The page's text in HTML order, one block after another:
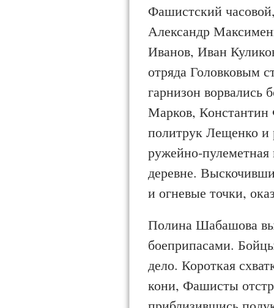
Фашистский
Александр
Иванов, Иван
отряда Головковым
гарнизон
Марков, Константин
политрук Ле­щенко и
ружейно-пулеметная
деревне.
и огневые точки,
Полина Шабашова
боеприпасами.
дело. Короткая
кони, Фашисты